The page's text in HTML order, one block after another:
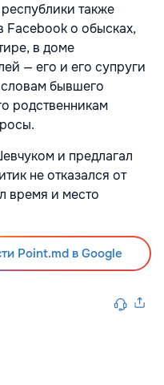
также
Facebook о обысках,
в доме
— его и его супруги
бывшего
родственникам
и предлагал
не отказался от
время и место
Point.md в Google